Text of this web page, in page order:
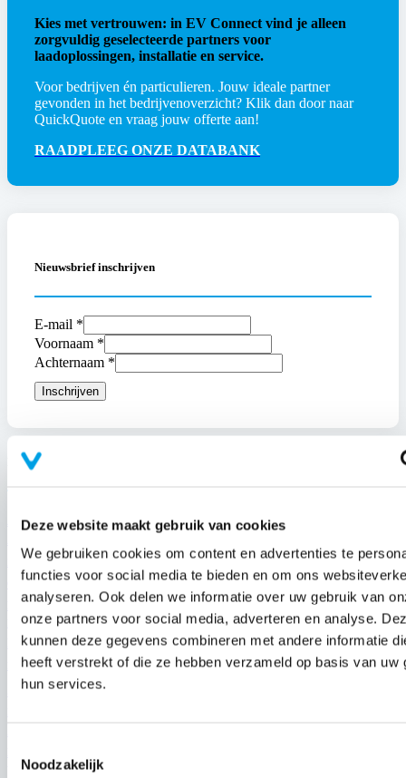
Deze website maakt gebruik van cookies
We gebruiken cookies om content en advertenties te
functies voor social media te bieden en om ons
analyseren. Ook delen we informatie over uw gebruik van
onze partners voor social media, adverteren en analyse.
kunnen deze gegevens combineren met andere informatie
heeft verstrekt of die ze hebben verzameld op basis van uw
hun services.
Noodzakelijk
concurrent
voor
296
GTB
Kies met vertrouwen: in EV Connect vind je alleen
zorgvuldig geselecteerde partners voor
laadoplossingen, installatie en service.
Voor bedrijven én particulieren. Jouw ideale partner
gevonden in het bedrijvenoverzicht? Klik dan door naar
QuickQuote en vraag jouw offerte aan!
RAADPLEEG ONZE DATABANK
Nieuwsbrief inschrijven
E-mail *
Voornaam *
Achternaam *
Merken
AIWAYS ALFA ROMEO ALPHABET ALPINA
BLINK
BMW BUICK BYD CHERY CITROEN
CITROËN
CONGRES LAADINFRA
CONTINENTAL CUPRA DACIA
DODGE DS AUTOMOBILES EASEE EBIKES
ECOSTALGROUP EEVEE MOBILITY ELECTRA ERANOVUM
EV BELGIUM FASTNED FERRARI FIAT FORD GEELY
HEDIN MOBILITY GROUP HONDA HYUNDAI IVECO
JAECOO JAGUAR
MERCEDES BENZ